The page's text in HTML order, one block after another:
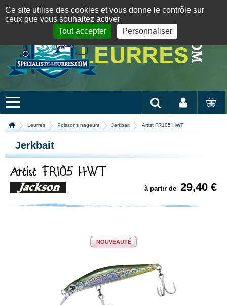
09 72 36 55 01 06 08 07 98 87 English version
MON
Leurres Poissons nageurs Jerkbait Artist FR105 HWT
Jerkbait
Artist FR105 HWT
à partir de 29,40 €
NOUVEAUTÉ
Panneau de gestion des cookies
Ce site utilise des cookies et vous donne le contrôle sur
ceux que vous souhaitez activer
Tout accepter
Personnaliser